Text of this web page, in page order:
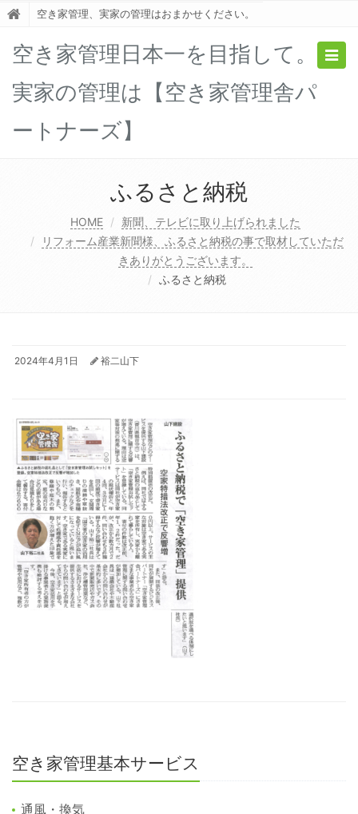
空き家管理、実家の管理はおまかせください。
空き家管理日本一を目指して。
実家の管理は【空き家管理舎パ
ートナーズ】
ふるさと納税
HOME
新聞、テレビに取り上げられました
リフォーム産業新聞様、ふるさと納税の事で取材していただ
きありがとうございます。
ふるさと納税
2024年4月1日 裕二山下
空き家管理基本サービス
通風・換気